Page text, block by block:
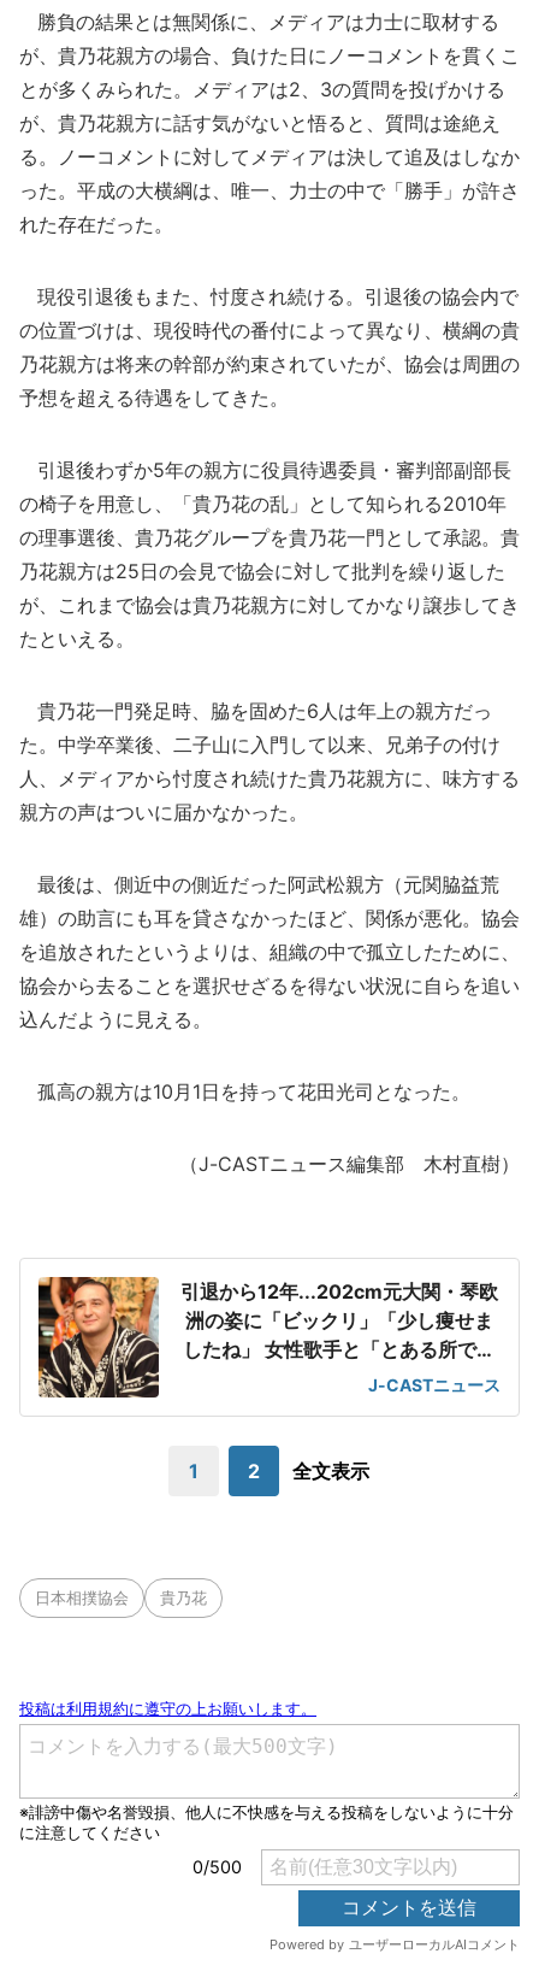
勝負の結果とは無関係に、メディアは力士に取材する
が、貴乃花親方の場合、負けた日にノーコメントを貫くこ
とが多くみられた。メディアは2、3の質問を投げかける
が、貴乃花親方に話す気がないと悟ると、質問は途絶え
る。ノーコメントに対してメディアは決して追及はしなか
った。平成の大横綱は、唯一、力士の中で「勝手」が許さ
れた存在だった。
現役引退後もまた、忖度され続ける。引退後の協会内で
の位置づけは、現役時代の番付によって異なり、横綱の貴
乃花親方は将来の幹部が約束されていたが、協会は周囲の
予想を超える待遇をしてきた。
引退後わずか5年の親方に役員待遇委員・審判部副部長
の椅子を用意し、「貴乃花の乱」として知られる2010年
の理事選後、貴乃花グループを貴乃花一門として承認。貴
乃花親方は25日の会見で協会に対して批判を繰り返した
が、これまで協会は貴乃花親方に対してかなり譲歩してき
たといえる。
貴乃花一門発足時、脇を固めた6人は年上の親方だっ
た。中学卒業後、二子山に入門して以来、兄弟子の付け
人、メディアから忖度され続けた貴乃花親方に、味方する
親方の声はついに届かなかった。
最後は、側近中の側近だった阿武松親方（元関脇益荒
雄）の助言にも耳を貸さなかったほど、関係が悪化。協会
を追放されたというよりは、組織の中で孤立したために、
協会から去ることを選択せざるを得ない状況に自らを追い
込んだように見える。
孤高の親方は10月1日を持って花田光司となった。
（J-CASTニュース編集部 木村直樹）
引退から12年...202cm元大関・琴欧
洲の姿に「ビックリ」「少し痩せま
したね」 女性歌手と「とある所でバ
ッタリ」J-CASTニュース
1 2 全文表示
日本相撲協会 貴乃花